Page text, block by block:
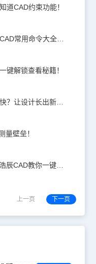
道CAD约束功能！
键解锁查看秘籍！
量壁垒！
下一页
上一页